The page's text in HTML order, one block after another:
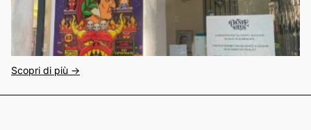
Scopri di più ->